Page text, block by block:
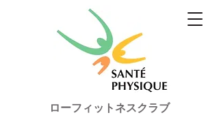
ローフィットネスクラブ